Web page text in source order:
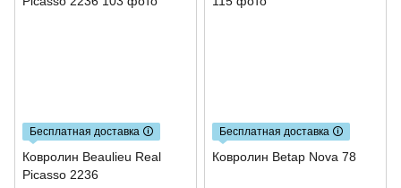
Бесплатная доставка 🛈
Ковролин Beaulieu Real
Picasso 2236
Бесплатная доставка 🛈
Ковролин Betap Nova 78